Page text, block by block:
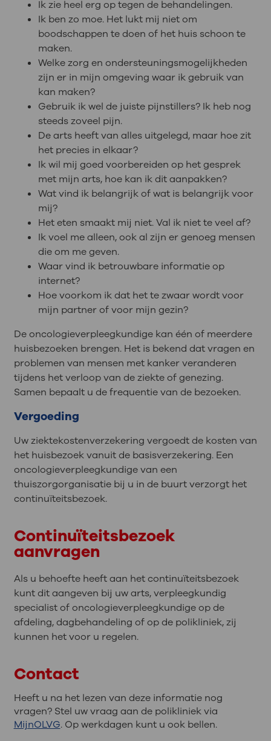
Ik zie heel erg op tegen de behandelingen.
Ik ben zo moe. Het lukt mij niet om
boodschappen te doen of het huis schoon te
maken.
Welke zorg en ondersteuningsmogelijkheden
zijn er in mijn omgeving waar ik gebruik van
kan maken?
Gebruik ik wel de juiste pijnstillers? Ik heb nog
steeds zoveel pijn.
De arts heeft van alles uitgelegd, maar hoe zit
het precies in elkaar?
Ik wil mij goed voorbereiden op het gesprek
met mijn arts, hoe kan ik dit aanpakken?
Wat vind ik belangrijk of wat is belangrijk voor
mij?
Het eten smaakt mij niet. Val ik niet te veel af?
Ik voel me alleen, ook al zijn er genoeg mensen
die om me geven.
Waar vind ik betrouwbare informatie op
internet?
Hoe voorkom ik dat het te zwaar wordt voor
mijn partner of voor mijn gezin?
De oncologieverpleegkundige kan één of meerdere
huisbezoeken brengen. Het is bekend dat vragen en
problemen van mensen met kanker veranderen
tijdens het verloop van de ziekte of genezing.
Samen bepaalt u de frequentie van de bezoeken.
Vergoeding
Uw ziektekostenverzekering vergoedt de kosten van
het huisbezoek vanuit de basisverzekering. Een
oncologieverpleegkundige van een
thuiszorgorganisatie bij u in de buurt verzorgt het
continuïteitsbezoek.
Continuïteitsbezoek
aanvragen
Als u behoefte heeft aan het continuïteitsbezoek
kunt dit aangeven bij uw arts, verpleegkundig
specialist of oncologieverpleegkundige op de
afdeling, dagbehandeling of op de polikliniek, zij
kunnen het voor u regelen.
Contact
Heeft u na het lezen van deze informatie nog
vragen? Stel uw vraag aan de polikliniek via
MijnOLVG. Op werkdagen kunt u ook bellen.